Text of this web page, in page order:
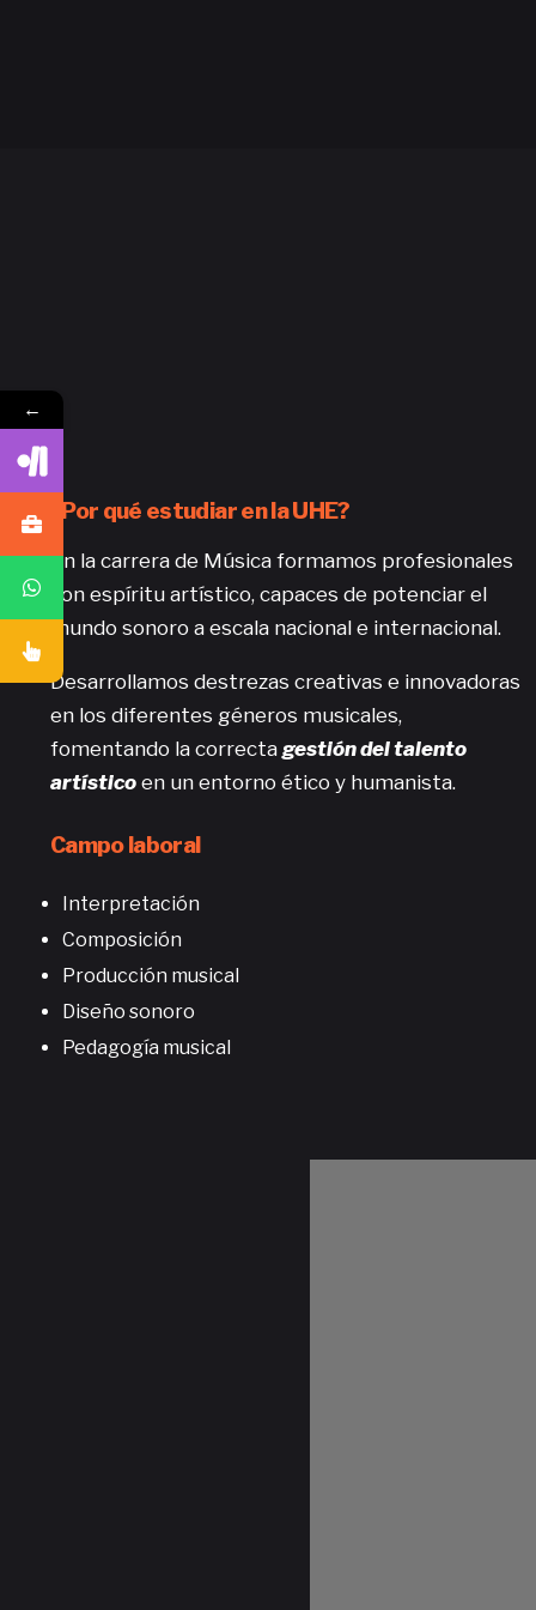
¿Por qué estudiar en la UHE?
En la carrera de Música formamos profesionales
con espíritu artístico, capaces de potenciar el
mundo sonoro a escala nacional e internacional.
Desarrollamos destrezas creativas e innovadoras
en los diferentes géneros musicales,
fomentando la correcta gestión del talento
artístico en un entorno ético y humanista.
Campo laboral
Interpretación
Composición
Producción musical
Diseño sonoro
Pedagogía musical
←